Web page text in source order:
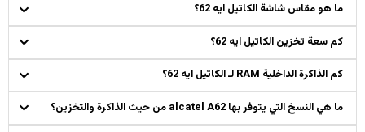
ما هو مقاس شاشة الكاتيل ايه 62؟
كم سعة تخزين الكاتيل ايه 62؟
كم الذاكرة الداخلية RAM لـ الكاتيل ايه 62؟
ما هي النسخ التي يتوفر بها alcatel A62 من حيث الذاكرة والتخزين؟